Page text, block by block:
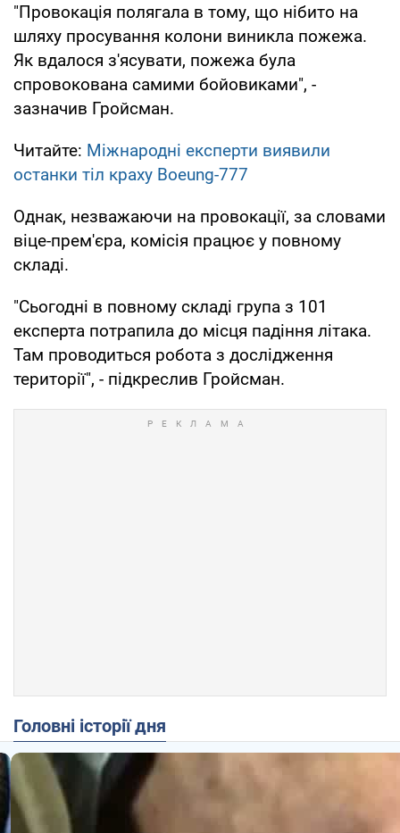
"Провокація полягала в тому, що нібито на
шляху просування колони виникла пожежа.
Як вдалося з'ясувати, пожежа була
спровокована самими бойовиками", -
зазначив Гройсман.
Читайте: Міжнародні експерти виявили
останки тіл краху Boeung-777
Однак, незважаючи на провокації, за словами
віце-прем'єра, комісія працює у повному
складі.
"Сьогодні в повному складі група з 101
експерта потрапила до місця падіння літака.
Там проводиться робота з дослідження
території", - підкреслив Гройсман.
Головні історії дня